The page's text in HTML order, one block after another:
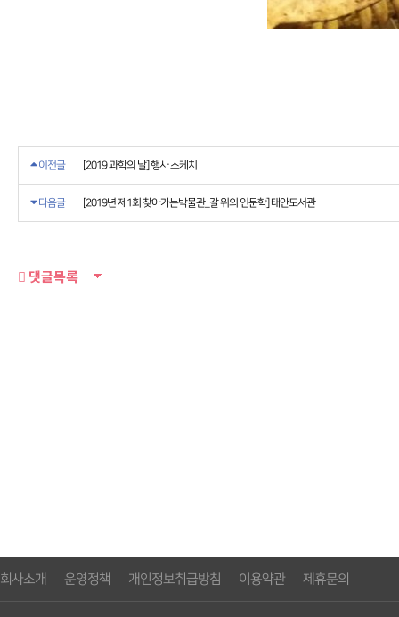
이전글 [2019 과학의 날] 행사 스케치
다음글 [2019년 제1회 찾아가는박물관_갈 위의 인문학] 태안도서관
댓글목록
회사소개 운영정책 개인정보취급방침 이용약관 제휴문의